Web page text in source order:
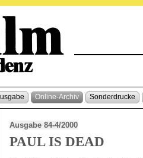
Online-Archiv Sonderdrucke
Ausgabe 84-4/2000
PAUL IS DEAD